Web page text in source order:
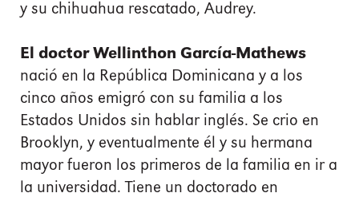
y su chihuahua rescatado, Audrey.
El doctor Wellinthon García-Mathews
nació en la República Dominicana y a los
cinco años emigró con su familia a los
Estados Unidos sin hablar inglés. Se crio en
Brooklyn, y eventualmente él y su hermana
mayor fueron los primeros de la familia en ir a
la universidad. Tiene un doctorado en